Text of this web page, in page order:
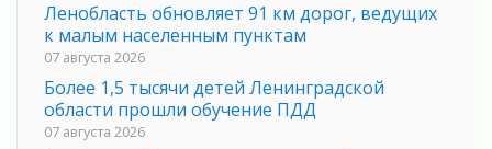
Ленобласть обновляет 91 км дорог, ведущих
к малым населенным пунктам
07 августа 2026
Более 1,5 тысячи детей Ленинградской
области прошли обучение ПДД
07 августа 2026